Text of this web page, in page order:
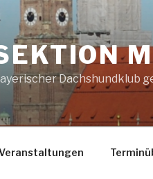
Dachshundklub